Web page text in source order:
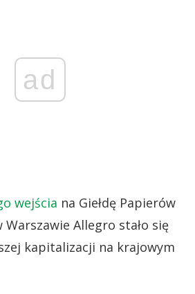
ad
wejścia na Giełdę Papierów
Allegro stało się
kapitalizacji na krajowym